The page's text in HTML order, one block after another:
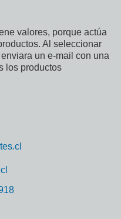
valores, porque actúa
Al seleccionar
un e-mail con una
los productos